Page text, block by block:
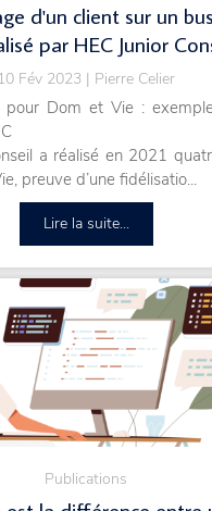
d'un client sur un
par HEC Junior
10 Fév 2023 Pierre Celier
pour Dom et Vie :
a réalisé en 2021
preuve d’une fidélisatio...
Lire la suite...
Publications